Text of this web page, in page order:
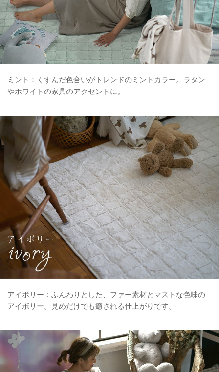
ミント：くすんだ色合いがトレンドのミントカラー。ラタン
やホワイトの家具のアクセントに。
アイボリー：ふんわりとした、ファー素材とマストな色味の
アイボリー。見めだけでも癒される仕上がりです。